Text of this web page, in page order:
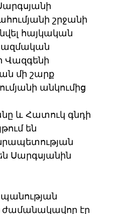
շրջանի
հայկական
Վազգենի
մի շարք
անկումից
և Հատուկ գնդի
են
Սարգսյանին
էր